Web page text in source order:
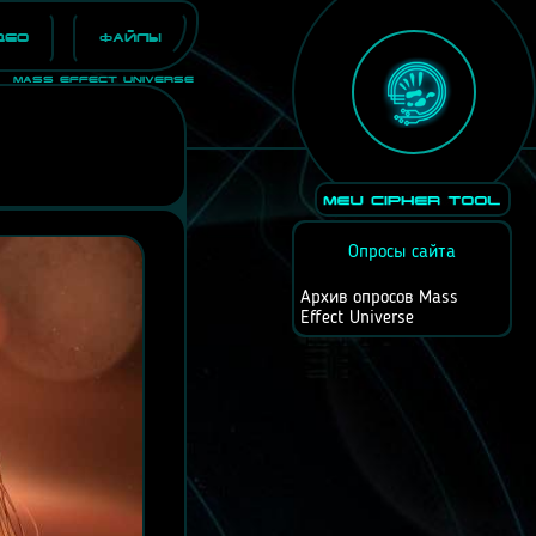
Mass Effect Universe
Файлы
Опросы сайта
Архив опросов Mass
Effect Universe